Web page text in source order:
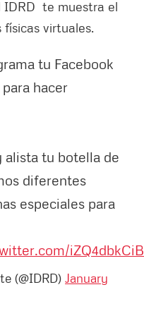
IDRD te muestra el
virtuales.
tu Facebook
hacer
alista tu botella de
diferentes
especiales para
iZQ4dbkCiB
(@IDRD) January